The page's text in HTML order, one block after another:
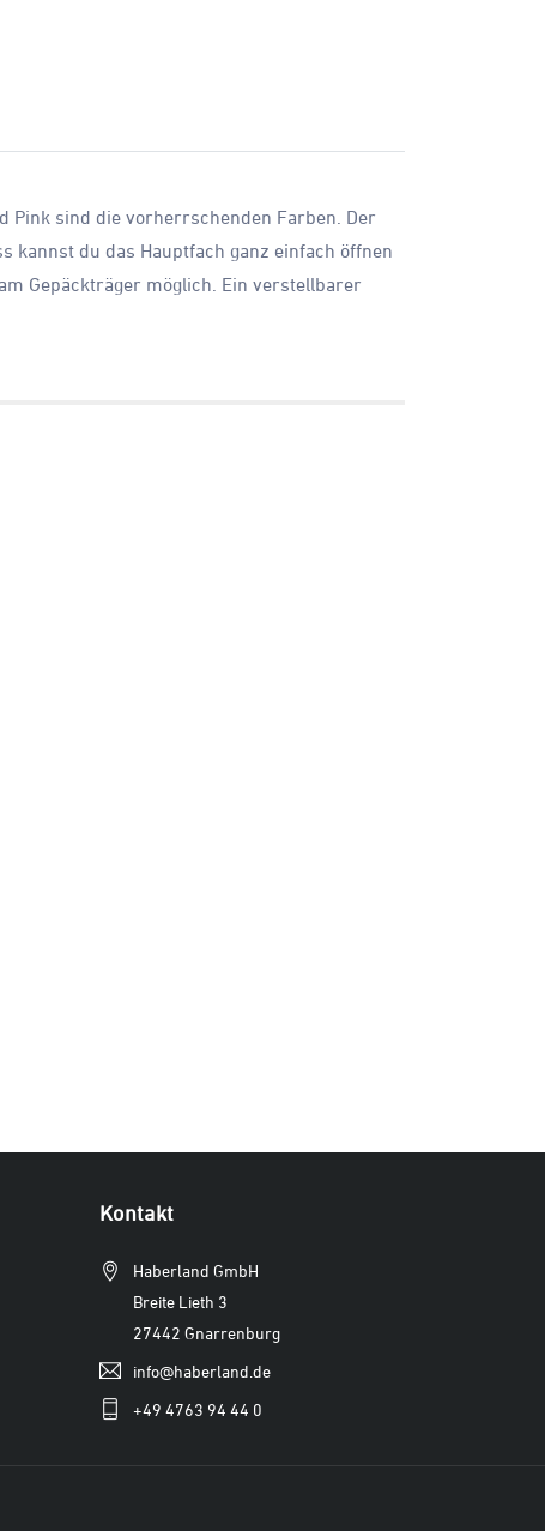
Pink sind die vorherrschenden Farben. Der
kannst du das Hauptfach ganz einfach öffnen
Gepäckträger möglich. Ein verstellbarer
Kontakt
Haberland GmbH
Breite Lieth 3
27442 Gnarrenburg
info@haberland.de
+49 4763 94 44 0